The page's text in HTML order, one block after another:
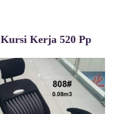
Kursi Kerja 520 Pp